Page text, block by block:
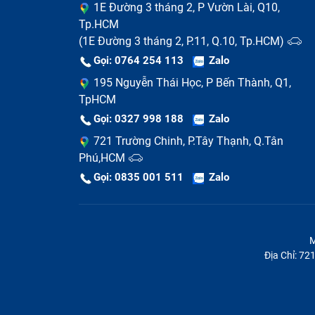
Màn hình
Tuy nhiên, bạn sẽ không cần tốn kém chi
của bạn chỉ gặp các tình trạng nhẹ như:
1E Đường 3 tháng 2, P Vườn Lài, Q10,
Tp.HCM
(1E Đường 3 tháng 2, P.11, Q.10, Tp.HCM)
Gọi: 0764 254 113 Zalo
195 Nguyễn Thái Học, P Bến Thành, Q1,
TpHCM
Gọi: 0327 998 188 Zalo
721 Trường Chinh, P.Tây Thạnh, Q.Tân
Phú,HCM
Gọi: 0835 001 511 Zalo
Địa Chỉ: